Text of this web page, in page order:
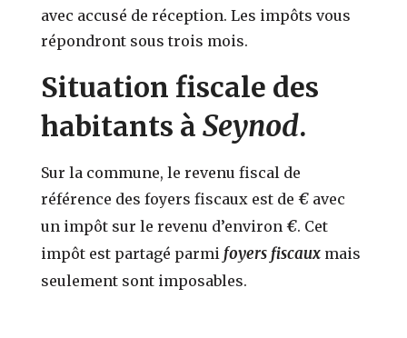
avec accusé de réception. Les impôts vous
répondront sous trois mois.
Situation fiscale des
habitants àSeynod.
Sur la commune, le revenu fiscal de
référence des foyers fiscaux est de€ avec
un impôt sur le revenu d’environ€. Cet
impôt est partagé parmi foyers fiscaux mais
seulement sont imposables.